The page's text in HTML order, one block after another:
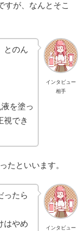
すが、なんとそこ
インタビュー
相手
とのん
を塗っ
視でき
たといいます。
インタビュー
ったら
はやめ